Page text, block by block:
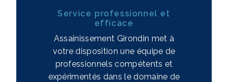
Service professionnel et
efficace
Assainissement Girondin met à
votre disposition une équipe de
professionnels compétents et
expérimentés dans le domaine de